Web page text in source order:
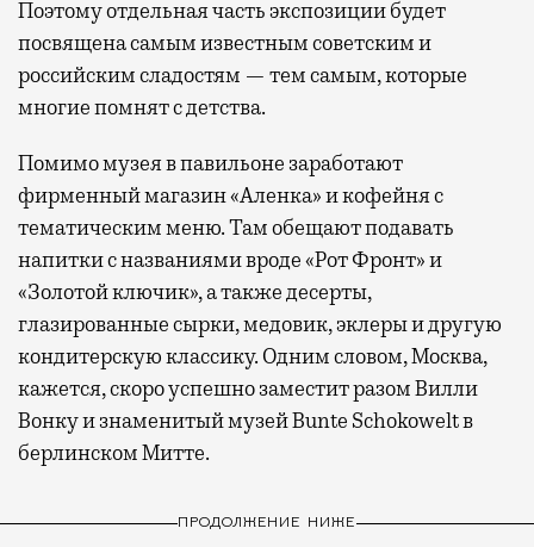
Поэтому отдельная часть экспозиции будет
посвящена самым известным советским и
российским сладостям — тем самым, которые
многие помнят с детства.
Помимо музея в павильоне заработают
фирменный магазин «Аленка» и кофейня с
тематическим меню. Там обещают подавать
напитки с названиями вроде «Рот Фронт» и
«Золотой ключик», а также десерты,
глазированные сырки, медовик, эклеры и другую
кондитерскую классику. Одним словом, Москва,
кажется, скоро успешно заместит разом Вилли
Вонку и знаменитый музей Bunte Schokowelt в
берлинском Митте.
ПРОДОЛЖЕНИЕ НИЖЕ